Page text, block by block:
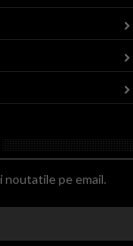
noutatile pe email.